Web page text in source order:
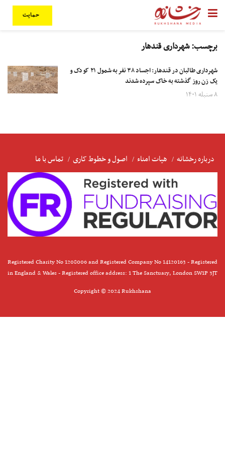
حمایت
برچسب:شهرداری قندهار
شهرداری طالبان در قندهار: اجساد ۳۸ نفر به شمول ۲۱ کودک و
یک زن روز گذشته به خاک سپرده شدند
۸ سنبله ۱۴۰۱
درباره رخشانه هیات امناء اصول و خطوط کاری تماس با ما
Registered Charity No 1208006 and Registered Company No 14120163 - Registered
in England & Wales - Registered office address: 1 The Sanctuary, London SW1P 3JT
Copyright © 2024 Rukhshana